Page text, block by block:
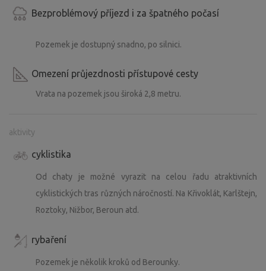
Bezproblémový příjezd i za špatného počasí
Pozemek je dostupný snadno, po silnici.
Omezení průjezdnosti přístupové cesty
Vrata na pozemek jsou široká 2,8 metru.
aktivity
cyklistika
Od chaty je možné vyrazit na celou řadu atraktivních
cyklistických tras různých náročností. Na Křivoklát, Karlštejn,
Roztoky, Nižbor, Beroun atd.
rybaření
Pozemek je několik kroků od Berounky.